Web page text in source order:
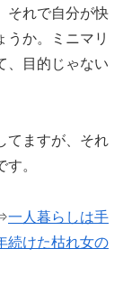
それで自分が快
うか。ミニマリ
、目的じゃない
てますが、それ
。
一人暮らしは手
続けた枯れ女の